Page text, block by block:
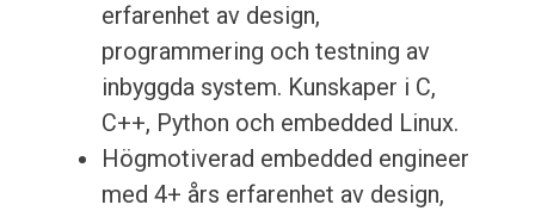
erfarenhet av design,
programmering och testning av
inbyggda system. Kunskaper i C,
C++, Python och embedded Linux.
Högmotiverad embedded engineer
med 4+ års erfarenhet av design,